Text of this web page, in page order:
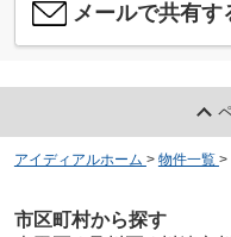
メールで共有す
アイディアルホーム > 物件一覧 >
市区町村から探す